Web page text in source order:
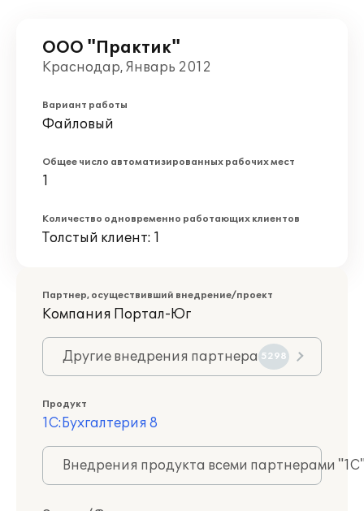
ООО "Практик"
Краснодар, Январь 2012
Вариант работы
Файловый
Общее число автоматизированных рабочих мест
1
Количество одновременно работающих клиентов
Толстый клиент: 1
Партнер, осуществивший внедрение/проект
Компания Портал-Юг
Другие внедрения партнера 5298
Продукт
1С:Бухгалтерия 8
Внедрения продукта всеми партнерами